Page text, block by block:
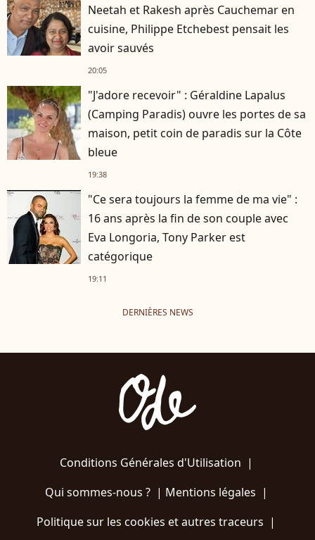
Neetah et Rakesh après Cauchemar en
cuisine, Philippe Etchebest pensait les
avoir sauvés
20:05
"J'adore recevoir" : Géraldine Lapalus
(Camping Paradis) ouvre les portes de sa
maison, petit coin de paradis sur la Côte
bleue
19:38
"Ce sera toujours la femme de ma vie" :
16 ans après la fin de son couple avec
Eva Longoria, Tony Parker est
catégorique
19:11
DERNIÈRES NEWS
Conditions Générales d'Utilisation |
Qui sommes-nous ?| Mentions légales |
Politique sur les cookies et autres traceurs |